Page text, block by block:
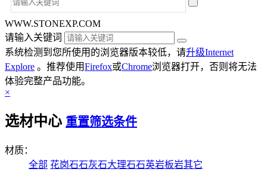
WWW.STONEXP.COM
请输入关键词
系统检测到您所使用的浏览器版本较低，请升级Internet
Explore 。推荐使用Firefox或Chrome浏览器打开，否则将无法
体验完整产品功能。
×
选材中心 重置筛选条件
材质：
全部 花岗石石灰石大理石石英岩板岩其它